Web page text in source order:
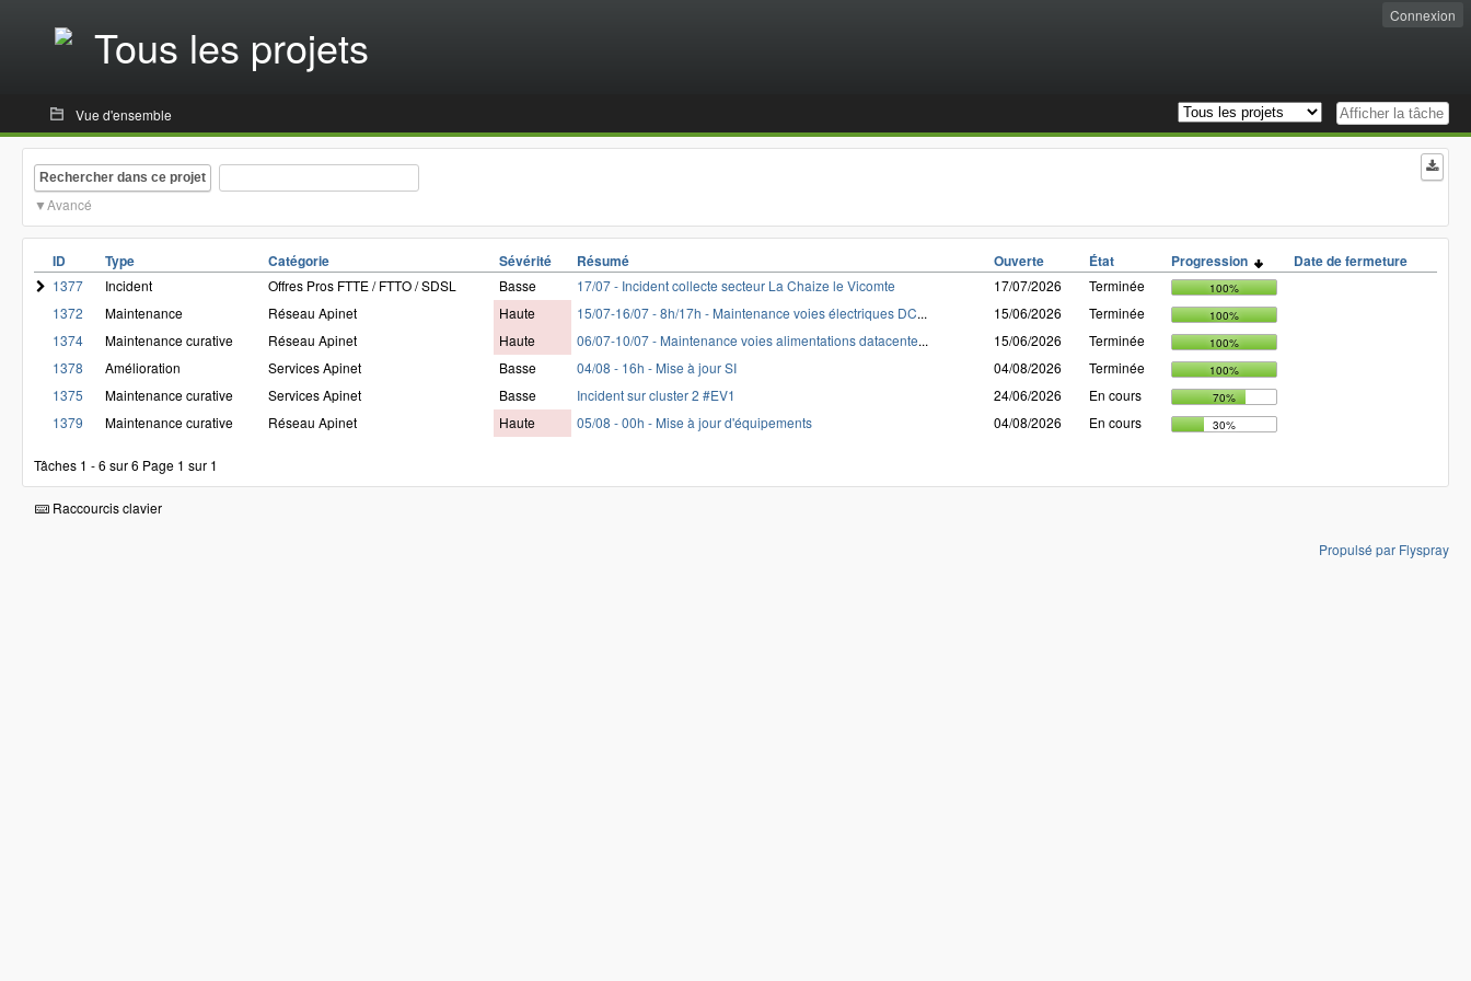
Tous les projets
Connexion
Vue d'ensemble
Rechercher dans ce projet
Avancé
ID Type Catégorie Sévérité Résumé Ouverte État Progression Date de fermeture
1377 Incident Offres Pros FTTE / FTTO / SDSL Basse 17/07 - Incident collecte secteur La Chaize le Vicomte 17/07/2026 Terminée 100%
1372 Maintenance Réseau Apinet Haute 15/07-16/07 - 8h/17h - Maintenance voies électriques DC... 15/06/2026 Terminée 100%
1374 Maintenance curative Réseau Apinet Haute 06/07-10/07 - Maintenance voies alimentations datacente... 15/06/2026 Terminée 100%
1378 Amélioration Services Apinet Basse 04/08 - 16h - Mise à jour SI 04/08/2026 Terminée 100%
1375 Maintenance curative Services Apinet Basse Incident sur cluster 2 #EV1 24/06/2026 En cours 70%
1379 Maintenance curative Réseau Apinet Haute 05/08 - 00h - Mise à jour d'équipements 04/08/2026 En cours 30%
Tâches 1 - 6 sur 6 Page 1 sur 1
Raccourcis clavier
Propulsé par Flyspray